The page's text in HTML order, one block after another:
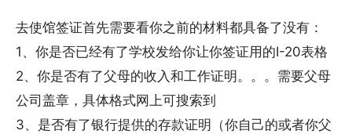
去使馆签证首先需要看你之前的材料都具备了没有：
1、你是否已经有了学校发给你让你签证用的I-20表格
2、你是否有了父母的收入和工作证明。。。需要父母
公司盖章，具体格式网上可搜索到
3、是否有了银行提供的存款证明（你自己的或者你父